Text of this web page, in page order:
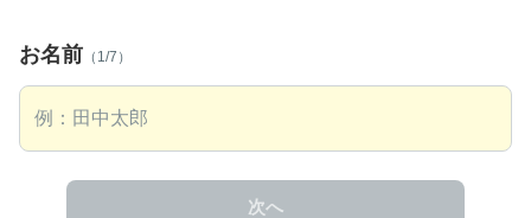
お名前 （1/7）
次へ